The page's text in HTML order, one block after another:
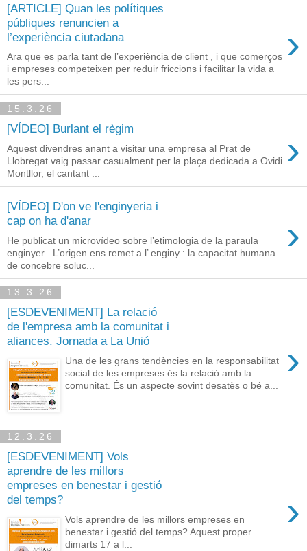
[ARTICLE] Quan les polítiques
públiques renuncien a
l’experiència ciutadana
›
Ara que es parla tant de l’experiència de client , i que comerços
i empreses competeixen per reduir friccions i facilitar la vida a
les pers...
15.3.26
[VÍDEO] Burlant el règim ›
Aquest divendres anant a visitar una empresa al Prat de
Llobregat vaig passar casualment per la plaça dedicada a Ovidi
Montllor, el cantant ...
[VÍDEO] D'on ve l'enginyeria i
cap on ha d'anar
›
He publicat un microvídeo sobre l’etimologia de la paraula
enginyer . L’origen ens remet a l’ enginy : la capacitat humana
de concebre soluc...
13.3.26
[ESDEVENIMENT] La relació
de l'empresa amb la comunitat i
aliances. Jornada a La Unió
›
Una de les grans tendències en la responsabilitat
social de les empreses és la relació amb la
comunitat. És un aspecte sovint desatès o bé a...
12.3.26
[ESDEVENIMENT] Vols
aprendre de les millors
empreses en benestar i gestió
del temps?
›
Vols aprendre de les millors empreses en
benestar i gestió del temps? Aquest proper
dimarts 17 a l...